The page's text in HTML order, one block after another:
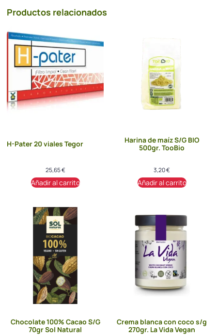
Productos relacionados
H-Pater 20 viales Tegor
25,65€
Añadir al carrito
Harina de maíz S/G BIO
500gr. TooBio
3,20€
Añadir al carrito
Chocolate 100% Cacao S/G
70gr Sol Natural
Crema blanca con coco s/g
270gr. La Vida Vegan